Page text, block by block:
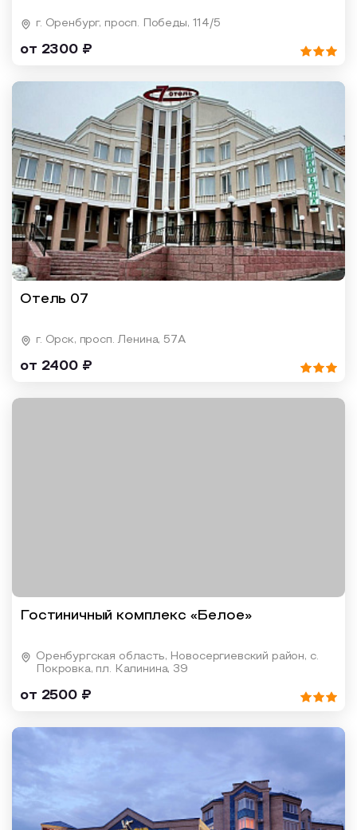
г. Оренбург, просп. Победы, 114/5
от 2300 ₽
Отель 07
г. Орск, просп. Ленина, 57А
от 2400 ₽
Гостиничный комплекс «Белое»
Оренбургская область, Новосергиевский район, с.
Покровка, пл. Калинина, 39
от 2500 ₽